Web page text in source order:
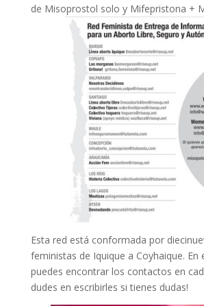
de Misoprostol solo y Mifepristona +
Esta red está conformada por
feministas de Iquique a Coyhaique. En
puedes encontrar los contactos en
dudes en escribirles si tienes dudas!